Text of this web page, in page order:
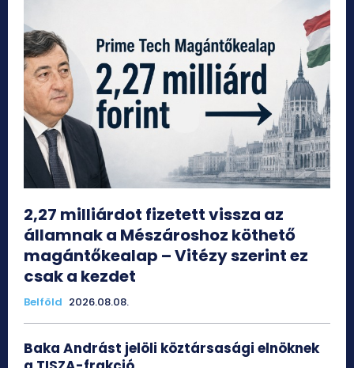
2,27 milliárdot fizetett vissza az
államnak a Mészároshoz köthető
magántőkealap – Vitézy szerint ez
csak a kezdet
Belföld 2026.08.08.
Baka Andrást jelöli köztársasági elnöknek